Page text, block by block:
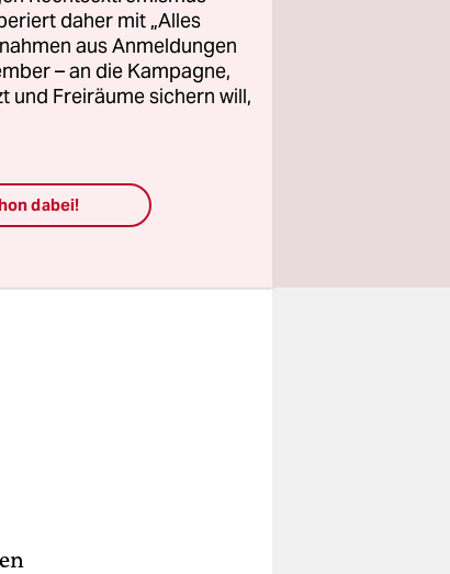
eine
daher mit „Alles
aus Anmeldungen
– an die Kampagne,
und Freiräume sichern will,
dabei!